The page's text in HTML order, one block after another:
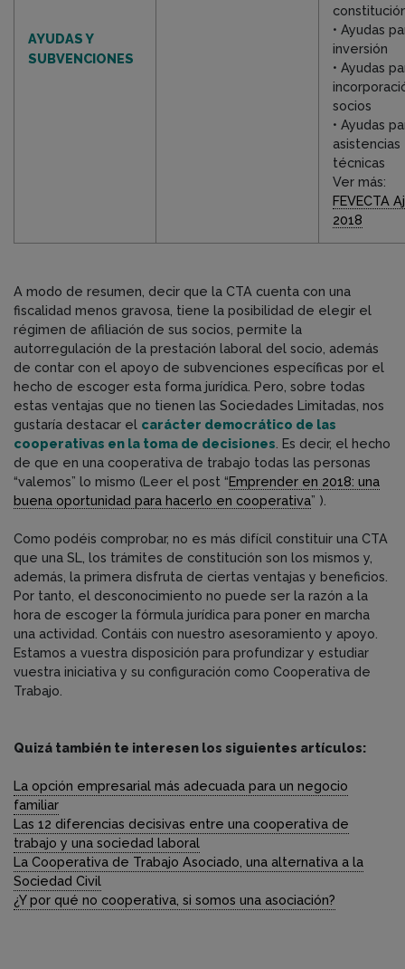
AYUDAS Y
SUBVENCIONES
• Ayudas
inversión
• Ayudas
socios
• Ayudas
asistencias
técnicas
Ver más:
FEVECTA
2018
A modo de resumen, decir que la CTA cuenta con una
fiscalidad menos gravosa, tiene la posibilidad de elegir el
régimen de afiliación de sus socios, permite la
autorregulación de la prestación laboral del socio, además
de contar con el apoyo de subvenciones específicas por el
hecho de escoger esta forma jurídica. Pero, sobre todas
estas ventajas que no tienen las Sociedades Limitadas, nos
gustaría destacar el carácter democrático de las
cooperativas en la toma de decisiones . Es decir, el hecho
de que en una cooperativa de trabajo todas las personas
“valemos” lo mismo (Leer el post “Emprender en 2018: una
buena oportunidad para hacerlo en cooperativa” ).
Como podéis comprobar, no es más difícil constituir una CTA
que una SL, los trámites de constitución son los mismos y,
además, la primera disfruta de ciertas ventajas y beneficios.
Por tanto, el desconocimiento no puede ser la razón a la
hora de escoger la fórmula jurídica para poner en marcha
una actividad. Contáis con nuestro asesoramiento y apoyo.
Estamos a vuestra disposición para profundizar y estudiar
vuestra iniciativa y su configuración como Cooperativa de
Trabajo.
Quizá también te interesen los siguientes artículos:
La opción empresarial más adecuada para un negocio
familiar
Las 12 diferencias decisivas entre una cooperativa de
trabajo y una sociedad laboral
La Cooperativa de Trabajo Asociado, una alternativa a la
Sociedad Civil
¿Y por qué no cooperativa, si somos una asociación?